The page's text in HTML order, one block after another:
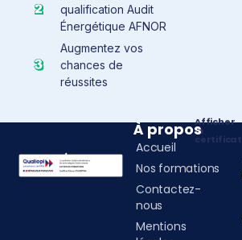
qualification Audit
Énergétique AFNOR
Augmentez vos
chances de
réussites
Afficher
le
certificat
À propos
Accueil
Nos formations
Contactez-
nous
Mentions